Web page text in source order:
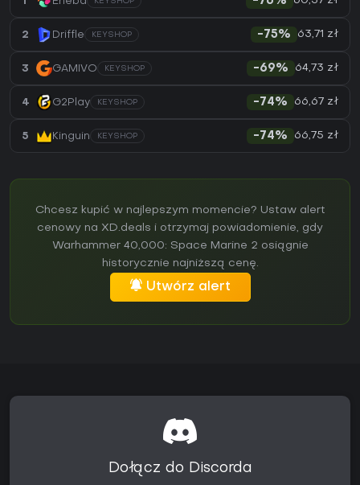
2 Driffle KEYSHOP -75% 63,71 zł
3 GAMIVO KEYSHOP -69% 64,73 zł
4 G2Play KEYSHOP -74% 66,67 zł
5 Kinguin KEYSHOP -74% 66,75 zł
Chcesz kupić w najlepszym momencie? Ustaw alert
cenowy na XD.deals i otrzymaj powiadomienie, gdy
Warhammer 40,000: Space Marine 2 osiągnie
historycznie najniższą cenę.
Utwórz alert
Dołącz do Discorda